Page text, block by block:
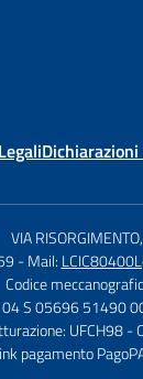
VIA
- Mail:
Codice
04 S 05696 51490
UFCH98 -
pagamento